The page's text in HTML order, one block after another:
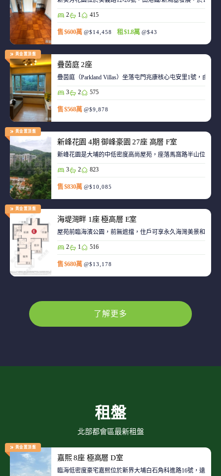
2 1 415
售 $600萬 @$14,458 租 $1.8萬 @$43
黃金置頂盤
疊茵庭 2座
疊茵庭（Parkland Villas）坐落屯門兆康核心屯安里1號，由
3 2 575
售 $568萬 @$9,878
黃金置頂盤
新峰花園 4期 御峰豪園 27座 高層 F室
新峰花園是大埔的中低密度高尚屋苑，座落馬窩路半山位置
3 2 823
售 $830萬 @$10,085
黃金置頂盤
海堤灣畔 1座 極高層 E室
屋苑前臨海濱公園，前無遮擋，住戶可享永久海灣美景和赤
2 1 516
售 $680萬 @$13,178
了解更多
租盤
北部都會區最新租盤
黃金置頂盤
嘉熙 8座 極高層 D室
臨海低密度豪宅嘉熙位於新界大埔白石角科進路16號，遠離